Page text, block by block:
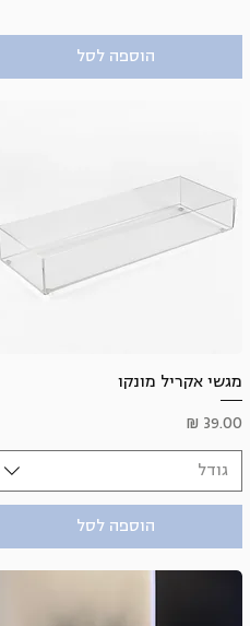
הוספה לסל
תצוגה מהירה
מגשי אקריל מונקו
מחיר
גודל
הוספה לסל